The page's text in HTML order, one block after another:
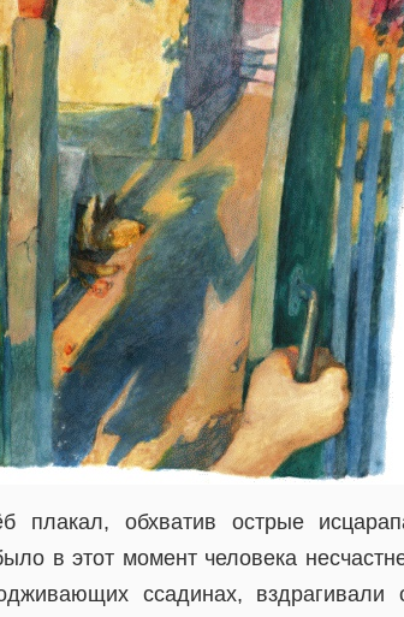
плакал, обхватив острые
в этот момент человека
ссадинах, вздрагивали